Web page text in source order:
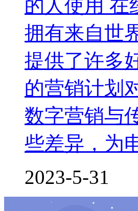
的人使用 在
拥有来自世
提供了许多
的营销计划
数字营销与
些差异，为
2023-5-31